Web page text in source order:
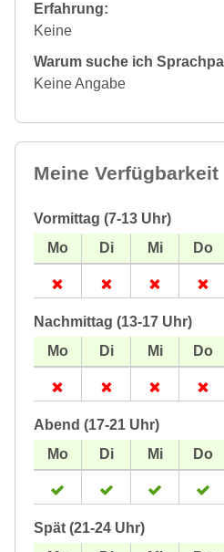
Erfahrung:
Keine
Warum suche ich
Keine Angabe
Meine Verfügbarkeit
Vormittag (7-13 Uhr)
Nachmittag (13-17 Uhr)
Abend (17-21 Uhr)
Spät (21-24 Uhr)